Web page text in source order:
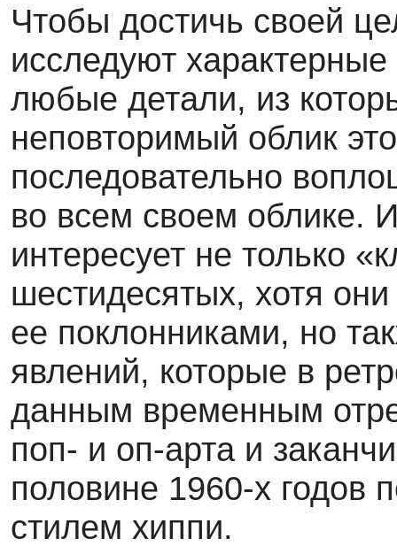
Чтобы достичь своей
исследуют
любые детали, из
неповторимый облик
последовательно
во всем своем облике.
интересует не только
шестидесятых, хотя
ее поклонниками, но
явлений, которые в
дан­ным временным
поп- и оп-арта и
половине 1960-х годов
стилем хиппи.